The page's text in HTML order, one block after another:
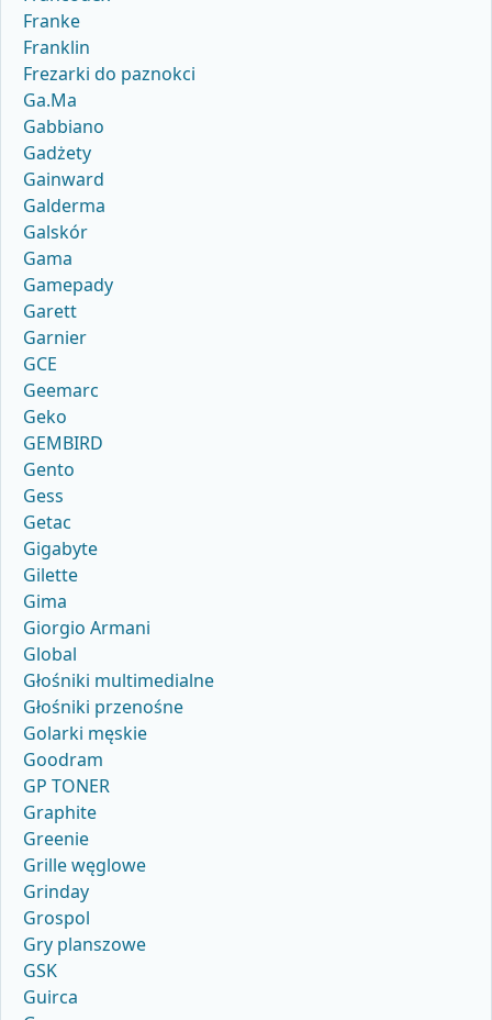
Franke
Franklin
Frezarki do paznokci
Ga.Ma
Gabbiano
Gadżety
Gainward
Galderma
Galskór
Gama
Gamepady
Garett
Garnier
GCE
Geemarc
Geko
GEMBIRD
Gento
Gess
Getac
Gigabyte
Gilette
Gima
Giorgio Armani
Global
Głośniki multimedialne
Głośniki przenośne
Golarki męskie
Goodram
GP TONER
Graphite
Greenie
Grille węglowe
Grinday
Grospol
Gry planszowe
GSK
Guirca